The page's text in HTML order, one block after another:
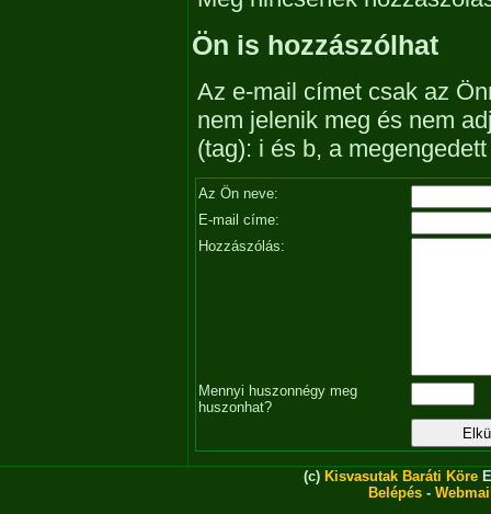
Ön is hozzászólhat
Az e-mail címet csak az
nem jelenik meg és nem
(tag): i és b, a
Az Ön neve:
E-mail címe:
Hozzászólás:
Mennyi huszonnégy meg
huszonhat?
(c) Kisvasutak Baráti Köre
Belépés -